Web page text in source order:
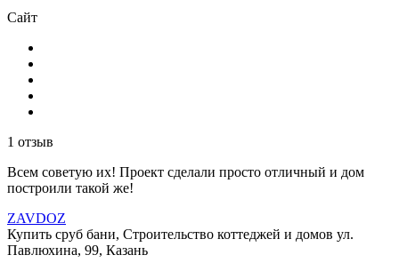
Сайт
1 отзыв
Всем советую их! Проект сделали просто отличный и дом
построили такой же!
ZAVDOZ
Купить сруб бани, Строительство коттеджей и домов ул.
Павлюхина, 99, Казань